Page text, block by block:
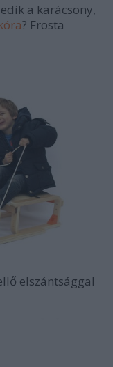
a karácsony,
? Frosta
elszántsággal